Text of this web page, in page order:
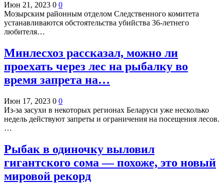
Июн 21, 2023 0 0
Мозырским районным отделом Следственного комитета
устанавливаются обстоятельства убийства 36-летнего
любителя…
Минлесхоз рассказал, можно ли
проехать через лес на рыбалку во
время запрета на…
Июн 17, 2023 0 0
Из-за засухи в некоторых регионах Беларуси уже несколько
недель действуют запреты и ограничения на посещения лесов.
…
Рыбак в одиночку выловил
гигантского сома — похоже, это новый
мировой рекорд